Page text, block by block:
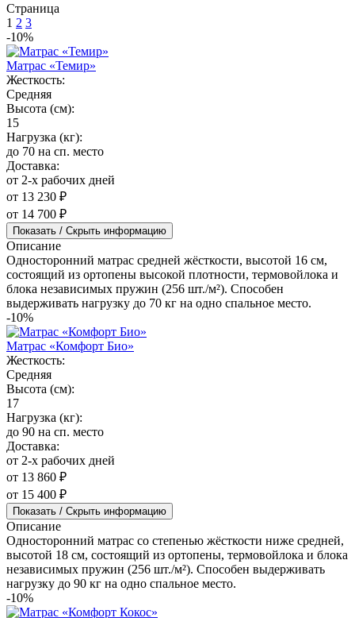
Страница
1 2 3
-10%
Матрас «Темир»
Жесткость:
Средняя
Высота (см):
15
Нагрузка (кг):
до 70 на сп. место
Доставка:
от 2-х рабочих дней
от 13 230 ₽
от 14 700 ₽
Показать / Скрыть информацию
Описание
Односторонний матрас средней жёсткости, высотой 16 см,
состоящий из ортопены высокой плотности, термовойлока и
блока независимых пружин (256 шт./м²). Способен
выдерживать нагрузку до 70 кг на одно спальное место.
-10%
Матрас «Комфорт Био»
Жесткость:
Средняя
Высота (см):
17
Нагрузка (кг):
до 90 на сп. место
Доставка:
от 2-х рабочих дней
от 13 860 ₽
от 15 400 ₽
Показать / Скрыть информацию
Описание
Односторонний матрас со степенью жёсткости ниже средней,
высотой 18 см, состоящий из ортопены, термовойлока и блока
независимых пружин (256 шт./м²). Способен выдерживать
нагрузку до 90 кг на одно спальное место.
-10%